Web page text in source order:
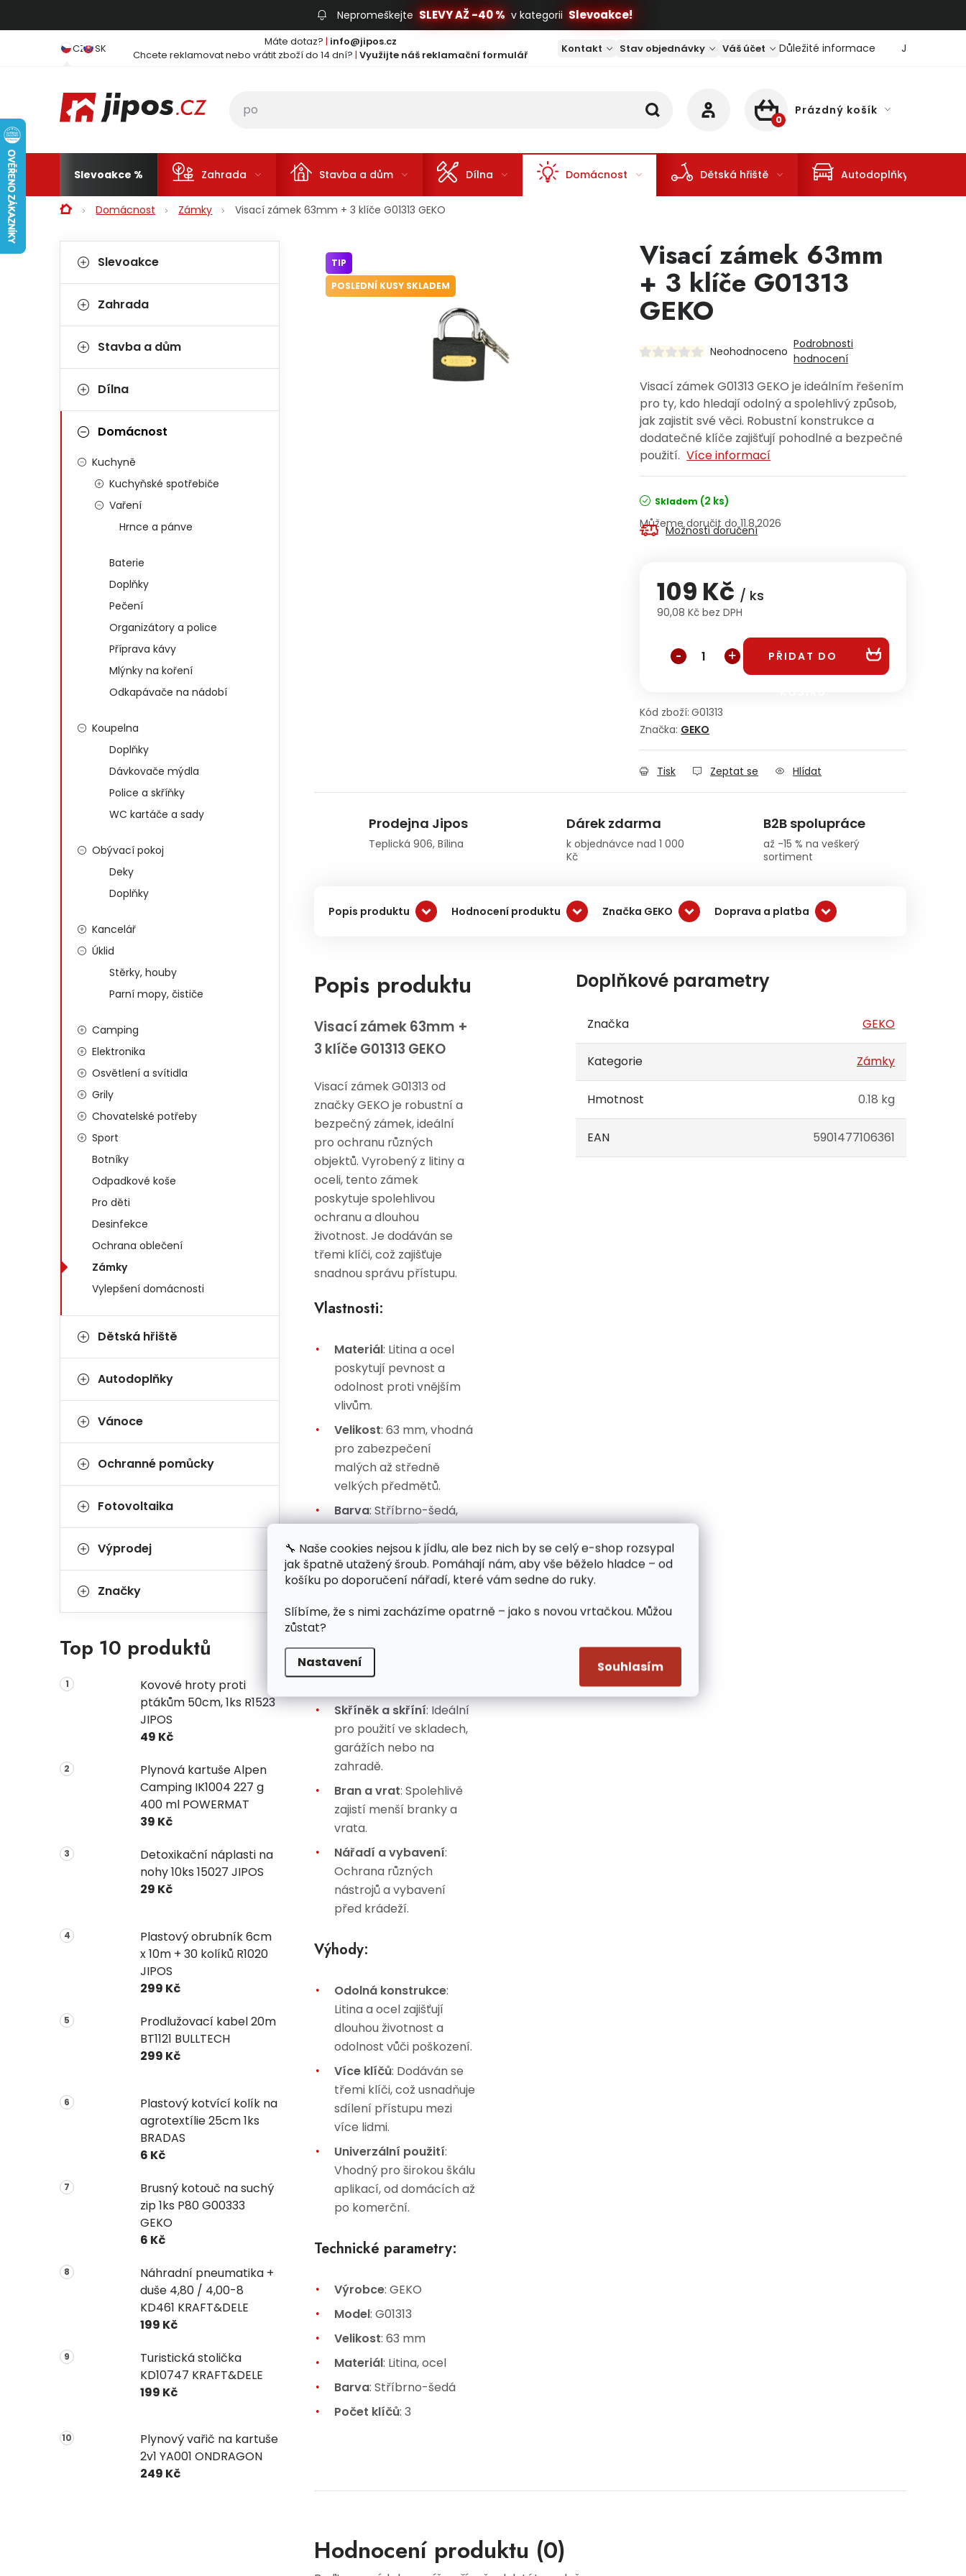
🔧 Naše cookies nejsou k jídlu, ale bez nich by se celý e-shop rozsypal
jak špatně utažený šroub. Pomáhají nám, aby vše běželo hladce – od
košíku po doporučení nářadí, které vám sedne do ruky.
Slíbíme, že s nimi zacházíme opatrně – jako s novou vrtačkou. Můžou
zůstat?
Nastavení Souhlasím
Nepromeškejte SLEVY AŽ -40 % v kategorii Slevoakce!
CZ SK Máte dotaz? | info@jipos.cz
Chcete reklamovat nebo vrátit zboží do 14 dní? | Využijte náš reklamační formulář Kontakt Stav objednávky Váš účet Důležité informace Jaký je
NÁKUPNÍ KOŠÍK
Prázdný košík
Slevoakce Zahrada Stavba a dům Dílna Domácnost Dětská hřiště Autodoplňky
DomůDomácnost Zámky Visací zámek 63mm + 3 klíče G01313 GEKO
Postranní panel
Kategorie
Slevoakce
Zahrada
Stavba a dům
Dílna
Domácnost
Kuchyně
Kuchyňské spotřebiče
Vaření
Hrnce a pánve
Baterie
Doplňky
Pečení
Organizátory a police
Příprava kávy
Mlýnky na koření
Odkapávače na nádobí
Koupelna
Doplňky
Dávkovače mýdla
Police a skříňky
WC kartáče a sady
Obývací pokoj
Deky
Doplňky
Kancelář
Úklid
Stěrky, houby
Parní mopy, čističe
Camping
Elektronika
Osvětlení a svítidla
Grily
Chovatelské potřeby
Sport
Botníky
Odpadkové koše
Pro děti
Desinfekce
Ochrana oblečení
Zámky
Vylepšení domácnosti
Dětská hřiště
Autodoplňky
Vánoce
Ochranné pomůcky
Fotovoltaika
Výprodej
Značky
Top 10 produktů
Kovové hroty proti
ptákům 50cm, 1ks R1523
JIPOS
49 Kč
Plynová kartuše Alpen
Camping IK1004 227 g
400 ml POWERMAT
39 Kč
Detoxikační náplasti na
nohy 10ks 15027 JIPOS
29 Kč
Plastový obrubník 6cm
x 10m + 30 kolíků R1020
JIPOS
299 Kč
Prodlužovací kabel 20m
BT1121 BULLTECH
299 Kč
Plastový kotvící kolík na
agrotextílie 25cm 1ks
BRADAS
6 Kč
Brusný kotouč na suchý
zip 1ks P80 G00333
GEKO
6 Kč
Náhradní pneumatika +
duše 4,80 / 4,00-8
KD461 KRAFT&DELE
199 Kč
Turistická stolička
KD10747 KRAFT&DELE
199 Kč
Plynový vařič na kartuše
2v1 YA001 ONDRAGON
249 Kč
Visací zámek 63mm
+ 3 klíče G01313
GEKO
Neohodnoceno
Podrobnosti
hodnocení
Visací zámek G01313 GEKO je ideálním řešením
pro ty, kdo hledají odolný a spolehlivý způsob,
jak zajistit své věci. Robustní konstrukce a
dodatečné klíče zajišťují pohodlné a bezpečné
použití. Více informací
Skladem (2 ks)
11.8.2026
Možnosti doručení
109 Kč / ks
90,08 Kč bez DPH
PŘIDAT DO
Kód zboží: G01313
Značka: GEKO
Tisk Zeptat se Hlídat
TIP
POSLEDNÍ KUSY SKLADEM
Prodejna Jipos
Teplická 906, Bílina
Dárek zdarma
k objednávce nad 1 000
Kč
B2B spolupráce
až -15 % na veškerý
sortiment
Popis produktu Hodnocení produktu Značka GEKO Doprava a platba
Popis produktu
Visací zámek 63mm +
3 klíče G01313 GEKO
Visací zámek G01313 od
značky GEKO je robustní a
bezpečný zámek, ideální
pro ochranu různých
objektů. Vyrobený z litiny a
oceli, tento zámek
poskytuje spolehlivou
ochranu a dlouhou
životnost. Je dodáván se
třemi klíči, což zajišťuje
snadnou správu přístupu.
Vlastnosti:
Materiál: Litina a ocel
poskytují pevnost a
odolnost proti vnějším
vlivům.
Velikost: 63 mm, vhodná
pro zabezpečení
malých až středně
velkých předmětů.
Barva: Stříbrno-šedá,
esteticky vhodná pro
různé typy prostředí.
Počet klíčů: 3 klíče,
které zajišťují snadný
přístup pro více
Použití:
Skříněk a skříní: Ideální
pro použití ve skladech,
garážích nebo na
zahradě.
Bran a vrat: Spolehlivě
zajistí menší branky a
vrata.
Nářadí a vybavení:
Ochrana různých
nástrojů a vybavení
před krádeží.
Výhody:
Odolná konstrukce:
Litina a ocel zajišťují
dlouhou životnost a
odolnost vůči poškození.
Více klíčů: Dodáván se
třemi klíči, což usnadňuje
sdílení přístupu mezi
více lidmi.
Univerzální použití:
Vhodný pro širokou škálu
aplikací, od domácích až
po komerční.
Technické parametry:
Výrobce: GEKO
Model: G01313
Velikost: 63 mm
Materiál: Litina, ocel
Barva: Stříbrno-šedá
Počet klíčů: 3
Doplňkové parametry
Značka GEKO
Kategorie Zámky
Hmotnost 0.18 kg
EAN 5901477106361
Hodnocení produktu (0)